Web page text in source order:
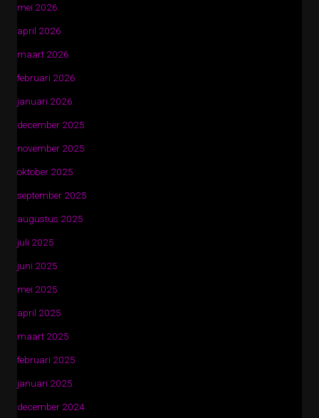
mei 2026
april 2026
maart 2026
februari 2026
januari 2026
december 2025
november 2025
oktober 2025
september 2025
augustus 2025
juli 2025
juni 2025
mei 2025
april 2025
maart 2025
februari 2025
januari 2025
december 2024